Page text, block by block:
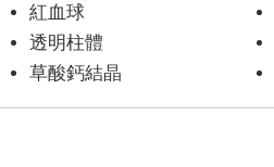
紅血球
透明柱體
草酸鈣結晶